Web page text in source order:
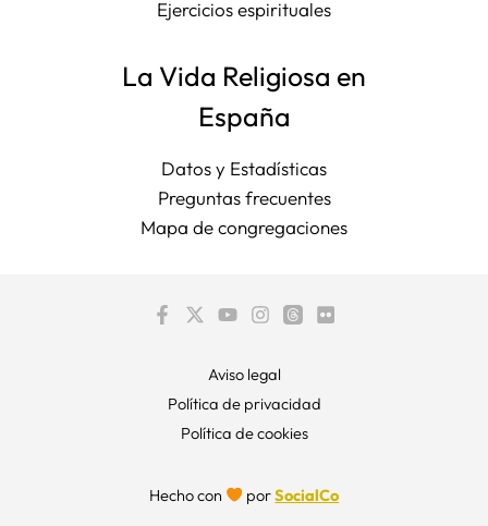
Ejercicios espirituales
La Vida Religiosa en
España
Datos y Estadísticas
Preguntas frecuentes
Mapa de congregaciones
Aviso legal
Política de privacidad
Política de cookies
Hecho con porSocialCo